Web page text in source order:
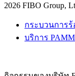
2026 FIBO Group,
กระบวนการร้
บริการ PAMM